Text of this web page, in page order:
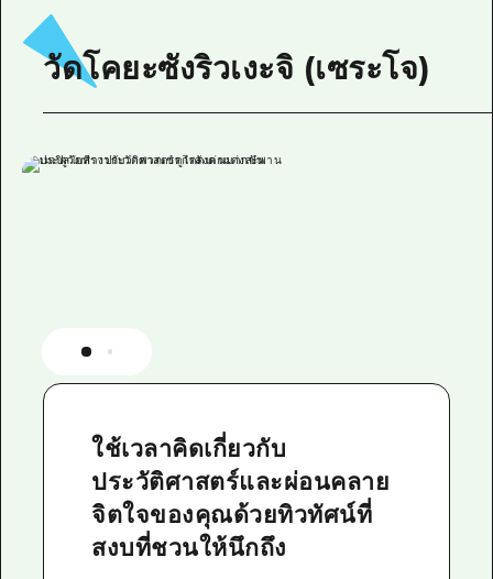
วัดโคยะซังริวเงะจิ (เซระโจ)
ใช้เวลาคิดเกี่ยวกับ
ประวัติศาสตร์และผ่อนคลาย
จิตใจของคุณด้วยทิวทัศน์ที่
สงบที่ชวนให้นึกถึง